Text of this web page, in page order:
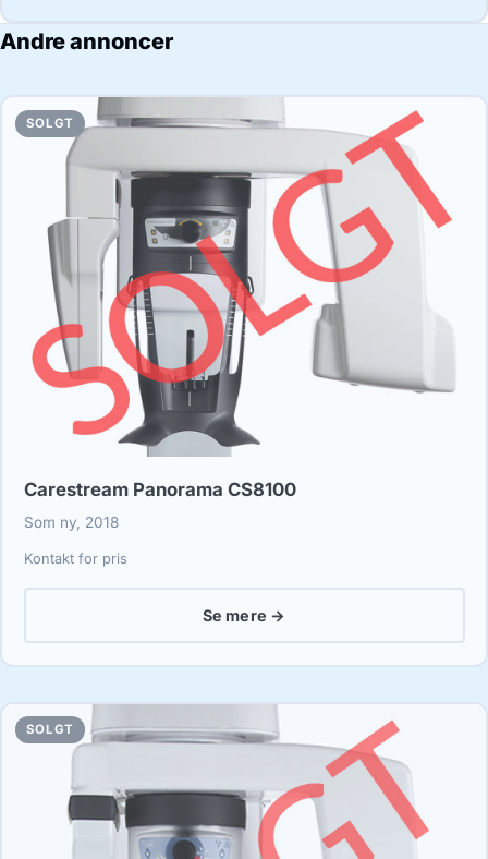
Andre annoncer
SOLGT
Carestream Panorama CS8100
Som ny, 2018
Kontakt for pris
Se mere →
SOLGT